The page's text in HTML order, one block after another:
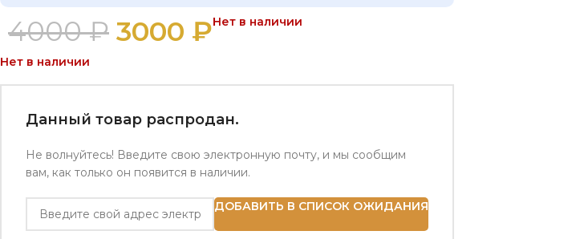
4000₽ 3000 ₽Нет в наличии
Нет в наличии
Данный товар распродан.
Не волнуйтесь! Введите свою электронную почту, и мы сообщим
вам, как только он появится в наличии.
ДОБАВИТЬ В СПИСОК ОЖИДАНИЯ